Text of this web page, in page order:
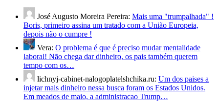
José Augusto Moreira Pereira: Mais uma "trumpalhada" !
Boris, primeiro assina um tratado com a União Europeia,
depois não o cumpre !
Vera: O problema é que é preciso mudar mentalidade
laboral! Não chega dar dinheiro, os pais também querem
tempo com os…
lichnyj-cabinet-nalogoplatelshchika.ru: Um dos paises a
injetar mais dinheiro nessa busca foram os Estados Unidos.
Em meados de maio, a administracao Trump…